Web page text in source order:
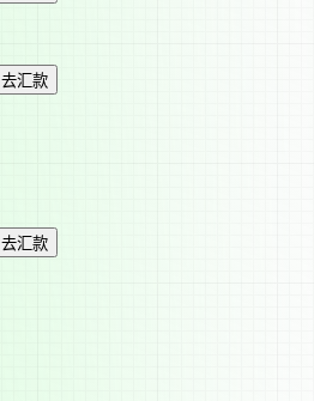
去汇款
去汇款